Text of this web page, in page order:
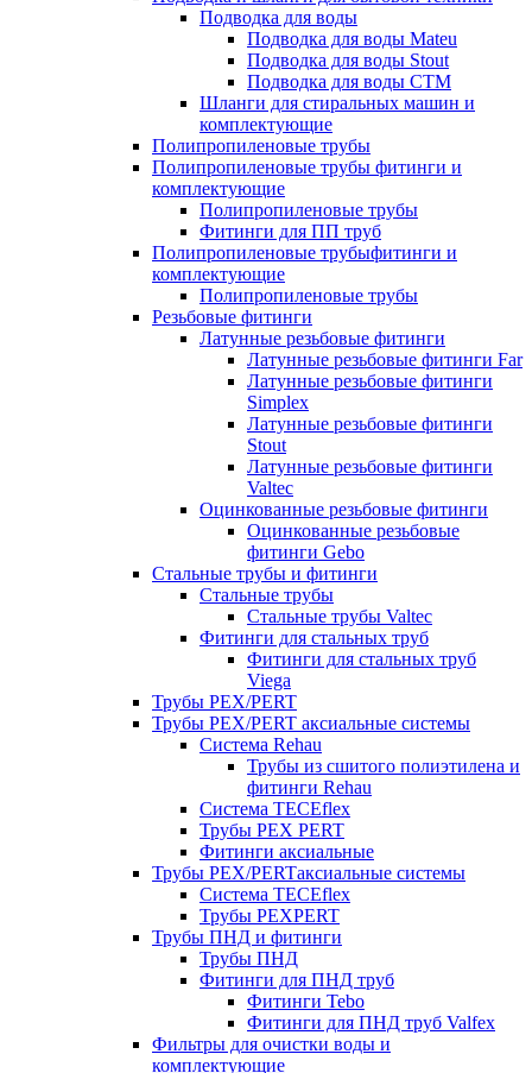
Подводка для воды
Подводка для воды Mateu
Подводка для воды Stout
Подводка для воды СТМ
Шланги для стиральных машин и
комплектующие
Полипропиленовые трубы
Полипропиленовые трубы фитинги и
комплектующие
Полипропиленовые трубы
Фитинги для ПП труб
Полипропиленовые трубыфитинги и
комплектующие
Полипропиленовые трубы
Резьбовые фитинги
Латунные резьбовые фитинги
Латунные резьбовые фитинги Far
Латунные резьбовые фитинги
Simplex
Латунные резьбовые фитинги
Stout
Латунные резьбовые фитинги
Valtec
Оцинкованные резьбовые фитинги
Оцинкованные резьбовые
фитинги Gebo
Стальные трубы и фитинги
Стальные трубы
Стальные трубы Valtec
Фитинги для стальных труб
Фитинги для стальных труб
Viega
Трубы PEX/PERT
Трубы PEX/PERT аксиальные системы
Система Rehau
Трубы из сшитого полиэтилена и
фитинги Rehau
Система TECEflex
Трубы PEX PERT
Фитинги аксиальные
Трубы PEX/PERTаксиальные системы
Система TECEflex
Трубы PEXPERT
Трубы ПНД и фитинги
Трубы ПНД
Фитинги для ПНД труб
Фитинги Tebo
Фитинги для ПНД труб Valfex
Фильтры для очистки воды и
комплектующие